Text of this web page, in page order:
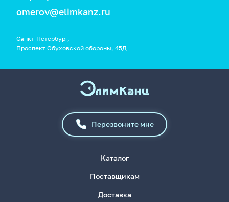
omerov@elimkanz.ru
Санкт-Петербург,
Проспект Обуховской обороны, 45Д
Перезвоните мне
Каталог
Поставщикам
Доставка